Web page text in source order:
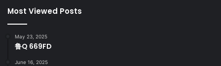
Most Viewed Posts
May 23, 2025
鲁Q 669FD
June 16, 2025